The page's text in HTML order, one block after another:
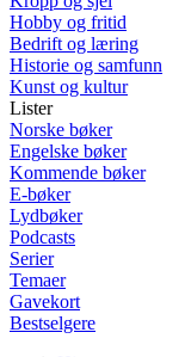
Hobby og fritid
Bedrift og læring
Historie og samfunn
Kunst og kultur
Lister
Norske bøker
Engelske bøker
Kommende bøker
E-bøker
Lydbøker
Podcasts
Serier
Temaer
Gavekort
Bestselgere